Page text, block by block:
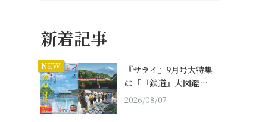
新着記事
NEW
『サライ』9月号大特集
は「『鉄道』大図鑑…
2026/08/07